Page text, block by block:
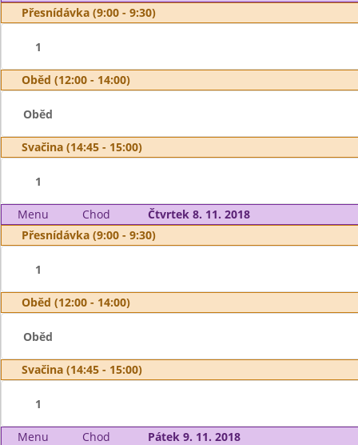
Přesnídávka (9:00 - 9:30)
1
Oběd (12:00 - 14:00)
Oběd
Svačina (14:45 - 15:00)
1
Menu Chod
Čtvrtek 8. 11. 2018
Přesnídávka (9:00 - 9:30)
1
Oběd (12:00 - 14:00)
Oběd
Svačina (14:45 - 15:00)
1
Menu Chod
Pátek 9. 11. 2018